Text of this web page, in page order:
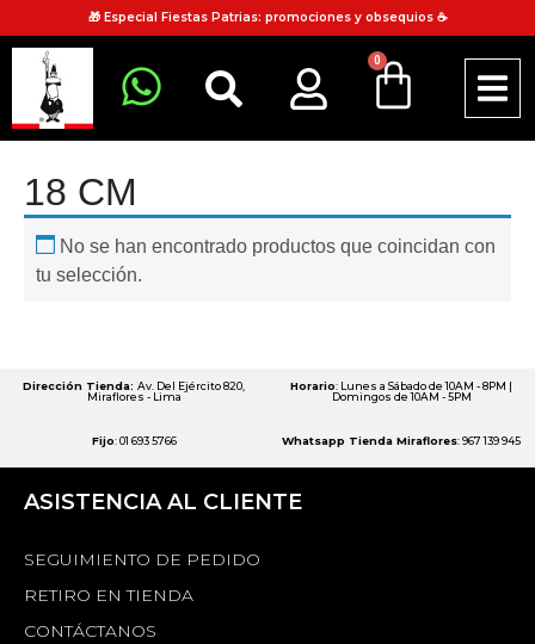
🎁 Especial Fiestas Patrias: promociones y obsequios ☕
0
18 CM
No se han encontrado productos que coincidan con
tu selección.
Dirección Tienda: Av. Del Ejército 820,
Miraflores - Lima
Horario: Lunes a Sábado de 10AM - 8PM |
Domingos de 10AM - 5PM
Fijo: 01 693 5766 Whatsapp Tienda Miraflores: 967 139 945
ASISTENCIA AL CLIENTE
SEGUIMIENTO DE PEDIDO
RETIRO EN TIENDA
CONTÁCTANOS